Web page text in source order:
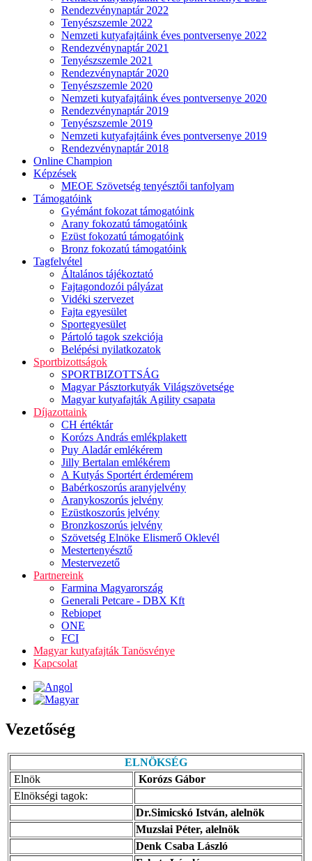
Rendezvénynaptár 2022
Tenyészszemle 2022
Nemzeti kutyafajtáink éves pontversenye 2022
Rendezvénynaptár 2021
Tenyészszemle 2021
Rendezvénynaptár 2020
Tenyészszemle 2020
Nemzeti kutyafajtáink éves pontversenye 2020
Rendezvénynaptár 2019
Tenyészszemle 2019
Nemzeti kutyafajtáink éves pontversenye 2019
Rendezvénynaptár 2018
Online Champion
Képzések
MEOE Szövetség tenyésztői tanfolyam
Támogatóink
Gyémánt fokozat támogatóink
Arany fokozatú támogatóink
Ezüst fokozatú támogatóink
Bronz fokozatú támogatóink
Tagfelvétel
Általános tájékoztató
Fajtagondozói pályázat
Vidéki szervezet
Fajta egyesület
Sportegyesület
Pártoló tagok szekciója
Belépési nyilatkozatok
Sportbizottságok
SPORTBIZOTTSÁG
Magyar Pásztorkutyák Világszövetsége
Magyar kutyafajták Agility csapata
Díjazottaink
CH értéktár
Korózs András emlékplakett
Puy Aladár emlékérem
Jilly Bertalan emlékérem
A Kutyás Sportért érdemérem
Babérkoszorús aranyjelvény
Aranykoszorús jelvény
Ezüstkoszorús jelvény
Bronzkoszorús jelvény
Szövetség Elnöke Elismerő Oklevél
Mestertenyésztő
Mestervezető
Partnereink
Farmina Magyarország
Generali Petcare - DBX Kft
Rebiopet
ONE
FCI
Magyar kutyafajták Tanösvénye
Kapcsolat
Vezetőség
ELNÖKSÉG
Elnök
Korózs Gábor
Elnökségi tagok:
Dr.Simicskó István, alelnök
Muzslai Péter, alelnök
Denk Csaba László